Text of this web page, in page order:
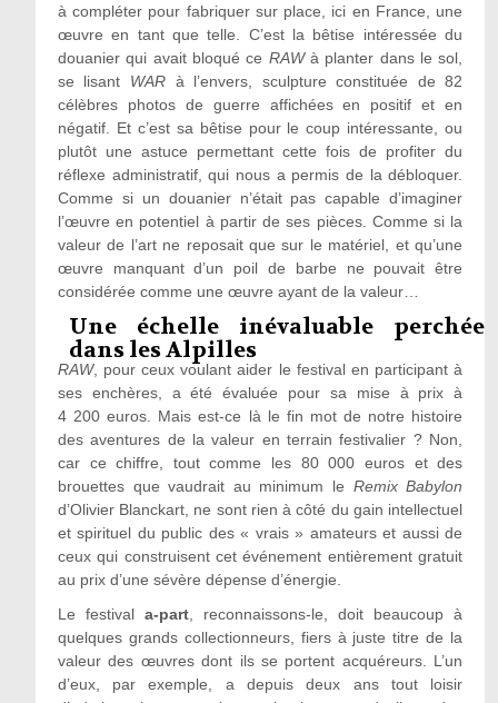
à compléter pour fabriquer sur place, ici en France, une
œuvre en tant que telle. C’est la bêtise intéressée du
douanier qui avait bloqué ce RAWà planter dans le sol,
se lisant WARà l’envers, sculpture constituée de 82
célèbres photos de guerre affichées en positif et en
négatif. Et c’est sa bêtise pour le coup intéressante, ou
plutôt une astuce permettant cette fois de profiter du
réflexe administratif, qui nous a permis de la débloquer.
Comme si un douanier n’était pas capable d’imaginer
l’œuvre en potentiel à partir de ses pièces. Comme si la
valeur de l’art ne reposait que sur le matériel, et qu’une
œuvre manquant d’un poil de barbe ne pouvait être
considérée comme une œuvre ayant de la valeur…
Une échelle inévaluable perchée
dans les Alpilles
RAW, pour ceux voulant aider le festival en participant à
ses enchères, a été évaluée pour sa mise à prix à
4 200 euros. Mais est-ce là le fin mot de notre histoire
des aventures de la valeur en terrain festivalier ? Non,
car ce chiffre, tout comme les 80 000 euros et des
brouettes que vaudrait au minimum le Remix Babylon
d’Olivier Blanckart, ne sont rien à côté du gain intellectuel
et spirituel du public des « vrais » amateurs et aussi de
ceux qui construisent cet événement entièrement gratuit
au prix d’une sévère dépense d’énergie.
Le festivala-part , reconnaissons-le, doit beaucoup à
quelques grands collectionneurs, fiers à juste titre de la
valeur des œuvres dont ils se portent acquéreurs. L’un
d’eux, par exemple, a depuis deux ans tout loisir